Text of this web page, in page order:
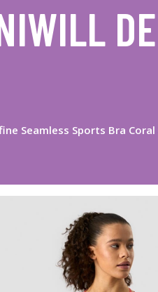
Seamless Sports Bra Coral